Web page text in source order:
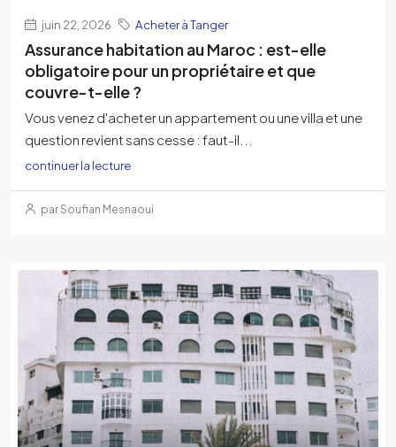
juin 22, 2026 Acheter à Tanger
Assurance habitation au Maroc : est-elle
obligatoire pour un propriétaire et que
couvre-t-elle ?
Vous venez d'acheter un appartement ou une villa et une
question revient sans cesse : faut-il...
continuer la lecture
par Soufian Mesnaoui